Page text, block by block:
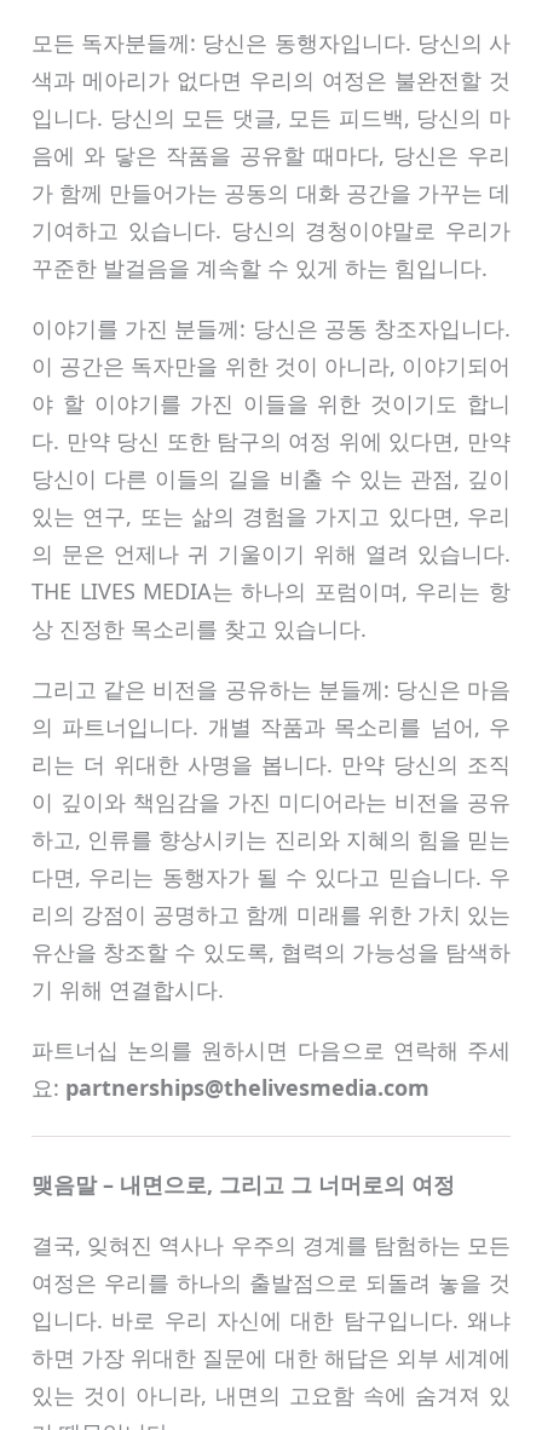
모든 독자분들께: 당신은 동행자입니다. 당신의 사
색과 메아리가 없다면 우리의 여정은 불완전할 것
입니다. 당신의 모든 댓글, 모든 피드백, 당신의 마
음에 와 닿은 작품을 공유할 때마다, 당신은 우리
가 함께 만들어가는 공동의 대화 공간을 가꾸는 데
기여하고 있습니다. 당신의 경청이야말로 우리가
꾸준한 발걸음을 계속할 수 있게 하는 힘입니다.
이야기를 가진 분들께: 당신은 공동 창조자입니다.
이 공간은 독자만을 위한 것이 아니라, 이야기되어
야 할 이야기를 가진 이들을 위한 것이기도 합니
다. 만약 당신 또한 탐구의 여정 위에 있다면, 만약
당신이 다른 이들의 길을 비출 수 있는 관점, 깊이
있는 연구, 또는 삶의 경험을 가지고 있다면, 우리
의 문은 언제나 귀 기울이기 위해 열려 있습니다.
THE LIVES MEDIA는 하나의 포럼이며, 우리는 항
상 진정한 목소리를 찾고 있습니다.
그리고 같은 비전을 공유하는 분들께: 당신은 마음
의 파트너입니다. 개별 작품과 목소리를 넘어, 우
리는 더 위대한 사명을 봅니다. 만약 당신의 조직
이 깊이와 책임감을 가진 미디어라는 비전을 공유
하고, 인류를 향상시키는 진리와 지혜의 힘을 믿는
다면, 우리는 동행자가 될 수 있다고 믿습니다. 우
리의 강점이 공명하고 함께 미래를 위한 가치 있는
유산을 창조할 수 있도록, 협력의 가능성을 탐색하
기 위해 연결합시다.
파트너십 논의를 원하시면 다음으로 연락해 주세
요: partnerships@thelivesmedia.com
맺음말 – 내면으로, 그리고 그 너머로의 여정
결국, 잊혀진 역사나 우주의 경계를 탐험하는 모든
여정은 우리를 하나의 출발점으로 되돌려 놓을 것
입니다. 바로 우리 자신에 대한 탐구입니다. 왜냐
하면 가장 위대한 질문에 대한 해답은 외부 세계에
있는 것이 아니라, 내면의 고요함 속에 숨겨져 있